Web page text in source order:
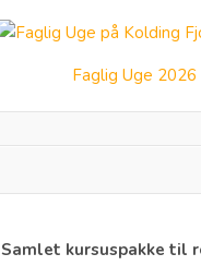
Faglig Uge 2026
Samlet kursuspakke til